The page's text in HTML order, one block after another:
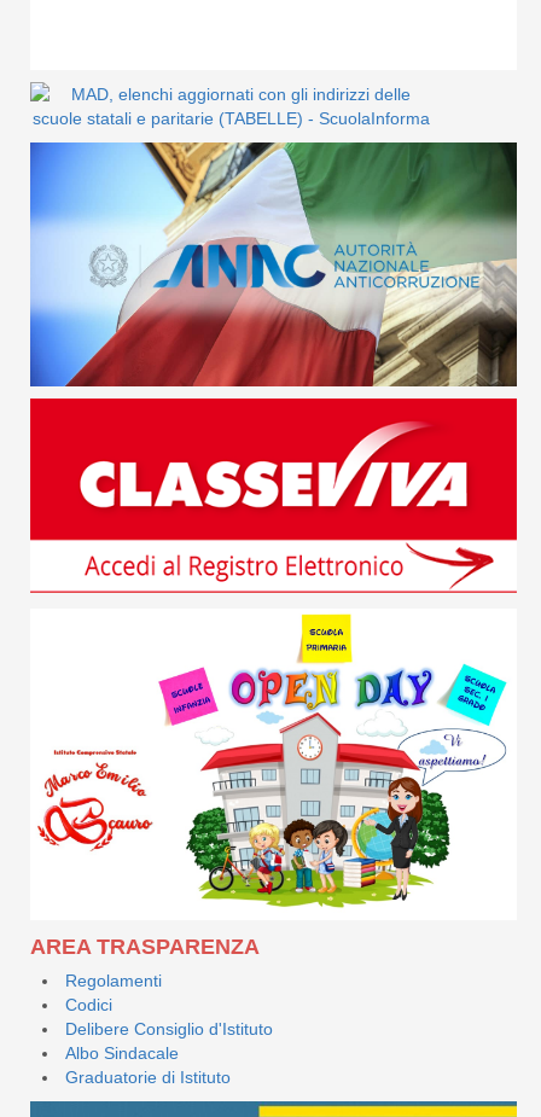
AREA TRASPARENZA
Regolamenti
Codici
Delibere Consiglio d'Istituto
Albo Sindacale
Graduatorie di Istituto